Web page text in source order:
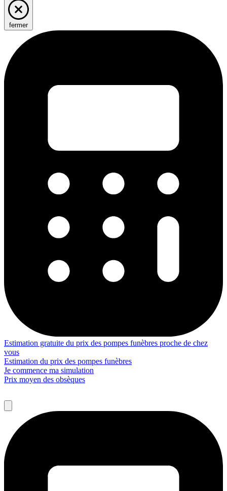
fermer
Estimation gratuite du prix des pompes funèbres proche de chez
vous
Estimation du prix des pompes funèbres
Je commence ma simulation
Prix moyen des obsèques